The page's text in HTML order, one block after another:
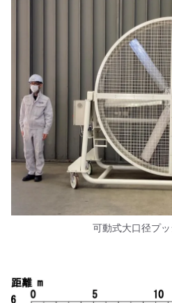
可動式大口径プ